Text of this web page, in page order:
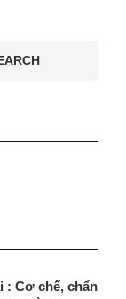
: Cơ chế, chẩn